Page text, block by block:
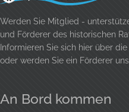
Werden Sie Mitglied -
und Förderer des historischen
Informieren Sie sich hier über
oder werden Sie ein Förderer
An Bord kommen